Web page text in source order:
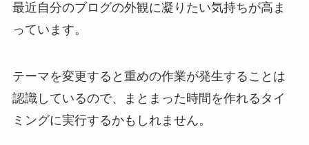
最近自分のブログの外観に凝りたい気持ちが高ま
っています。
テーマを変更すると重めの作業が発生することは
認識しているので、まとまった時間を作れるタイ
ミングに実行するかもしれません。